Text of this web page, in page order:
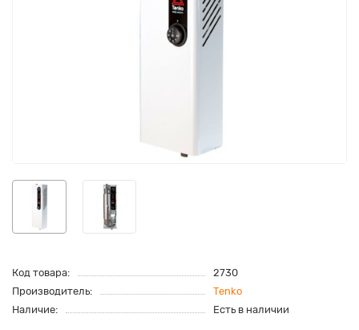
Код товара:
2730
Производитель:
Tenko
Наличие:
Есть в наличии